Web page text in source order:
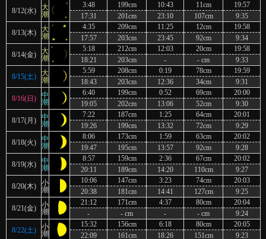
8/12(水)
大
潮
3:48 199cm 10:43 11cm
19:57
17:31
201cm 23:10 107cm
9:35
8/13(木)
大
潮
4:35 209cm 11:25 12cm
19:58
17:57
203cm 23:45 92cm
9:34
8/14(金)
大
潮
5:18 212cm 12:03 20cm
19:58
18:21
203cm - - cm
9:33
8/15(土)
大
潮
5:59 208cm 0:19 78cm
19:59
18:43
203cm 12:36 34cm
9:31
8/16(日)
中
潮
6:40 199cm 0:52 69cm
20:00
19:05
202cm 13:06 52cm
9:30
8/17(月)
中
潮
7:22 187cm 1:25 64cm
20:01
19:26
199cm 13:32 72cm
9:29
8/18(火)
中
潮
8:06 173cm 1:59 63cm
20:02
19:47
195cm 13:57 92cm
9:28
8/19(水)
中
潮
8:57 159cm 2:36 67cm
20:02
20:11
189cm 14:20 110cm
9:27
8/20(木)
小
潮
10:06 147cm 3:23 74cm
20:03
20:38
181cm 14:41 127cm
9:25
8/21(金)
小
潮
21:12 171cm 4:37 80cm
20:04
-
- cm - - cm
9:24
8/22(土)
小
潮
15:32 156cm 6:18 80cm
20:05
22:09
161cm 18:26 151cm
9:23